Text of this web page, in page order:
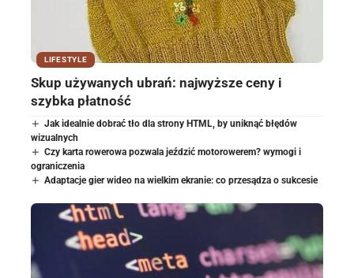
LIFESTYLE
Skup używanych ubrań: najwyższe ceny i
szybka płatność
Jak idealnie dobrać tło dla strony HTML, by uniknąć błędów
wizualnych
Czy karta rowerowa pozwala jeździć motorowerem? wymogi i
ograniczenia
Adaptacje gier wideo na wielkim ekranie: co przesądza o sukcesie